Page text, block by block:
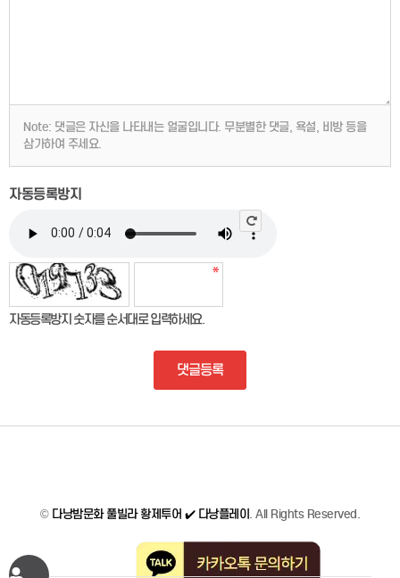
Note: 댓글은 자신을 나타내는 얼굴입니다. 무분별한 댓글, 욕설, 비방 등을
삼가하여 주세요.
자동등록방지
자동등록방지 숫자를 순서대로 입력하세요.
댓글등록
© 다낭밤문화 풀빌라 황제투어 ✔️ 다낭플레이 . All Rights Reserved.